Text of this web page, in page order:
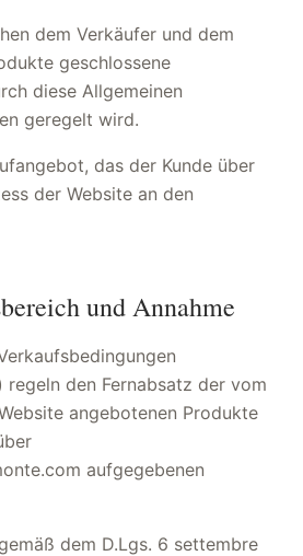
dem Verkäufer und dem
geschlossene
diese Allgemeinen
geregelt wird.
das der Kunde über
der Website an den
und Annahme
regeln den Fernabsatz der vom
angebotenen Produkte
aufgegebenen
dem D.Lgs. 6 settembre